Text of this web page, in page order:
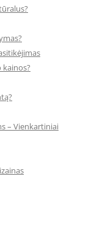
– Vienkartiniai